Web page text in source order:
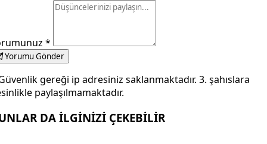
*
Yorumu Gönder
gereği ip adresiniz saklanmaktadır. 3. şahıslara
paylaşılmamaktadır.
DA İLGİNİZİ ÇEKEBİLİR